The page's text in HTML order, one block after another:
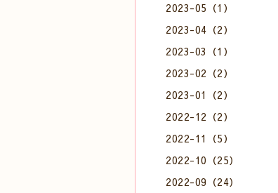
2023-05（1）
2023-04（2）
2023-03（1）
2023-02（2）
2023-01（2）
2022-12（2）
2022-11（5）
2022-10（25）
2022-09（24）